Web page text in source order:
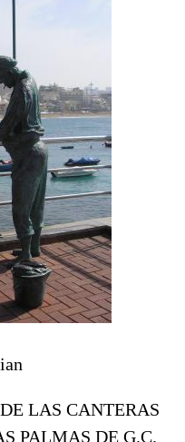
LAS CANTERAS
PALMAS DE G.C.